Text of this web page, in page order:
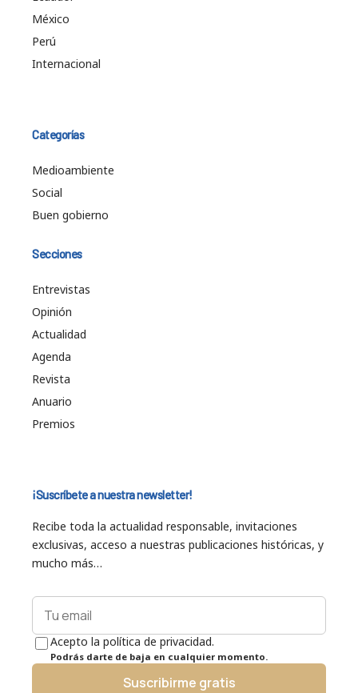
México
Perú
Internacional
Categorías
Medioambiente
Social
Buen gobierno
Secciones
Entrevistas
Opinión
Actualidad
Agenda
Revista
Anuario
Premios
¡Suscríbete a nuestra newsletter!
Recibe toda la actualidad responsable, invitaciones
exclusivas, acceso a nuestras publicaciones históricas, y
mucho más…
Acepto la política de privacidad.
Podrás darte de baja en cualquier momento.
Suscribirme gratis